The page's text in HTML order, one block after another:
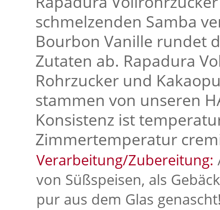
schmelzenden Samba
Bourbon Vanille rundet
Zutaten ab. Rapadura
Rohrzucker und
stammen von unseren
Konsistenz ist
Zimmertemperatur
Verarbeitung/Zubereitung:
von Süßspeisen, als
pur aus dem Glas